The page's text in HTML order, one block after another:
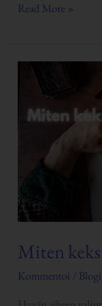
Read More »
Miten
Kommentoi / Blogi
Miten
keksit
hyvän
aiheen